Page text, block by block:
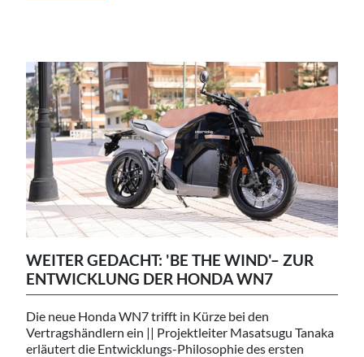
WEITER GEDACHT: 'BE THE WIND'– ZUR
ENTWICKLUNG DER HONDA WN7
Die neue Honda WN7 trifft in Kürze bei den
Vertragshändlern ein || Projektleiter Masatsugu Tanaka
erläutert die Entwicklungs-Philosophie des ersten